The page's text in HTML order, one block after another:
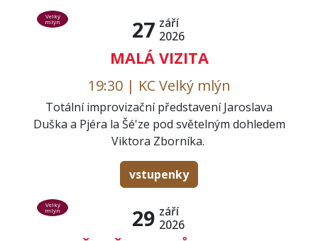
27 září
2026
MALÁ VIZITA
Velký
mlýn
19:30 | KC Velký mlýn
Totální improvizační představení Jaroslava
Duška a Pjéra la Šé'ze pod světelným dohledem
Viktora Zborníka.
vstupenky
29 září
2026
Velký
mlýn